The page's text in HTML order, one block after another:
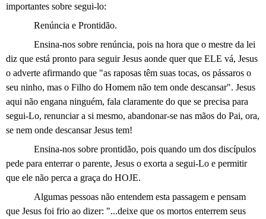
importantes sobre segui-lo:
Renúncia e Prontidão.
Ensina-nos sobre renúncia, pois na hora que o mestre da lei
diz que está pronto para seguir Jesus aonde quer que ELE vá, Jesus
o adverte afirmando que "as raposas têm suas tocas, os pássaros o
seu ninho, mas o Filho do Homem não tem onde descansar". Jesus
aqui não engana ninguém, fala claramente do que se precisa para
segui-Lo, renunciar a si mesmo, abandonar-se nas mãos do Pai, ora,
se nem onde descansar Jesus tem!
Ensina-nos sobre prontidão, pois quando um dos discípulos
pede para enterrar o parente, Jesus o exorta a segui-Lo e permitir
que ele não perca a graça do HOJE.
Algumas pessoas não entendem esta passagem e pensam
que Jesus foi frio ao dizer: "...deixe que os mortos enterrem seus